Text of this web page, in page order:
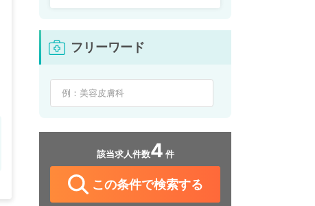
フリーワード
該当求人件数4 件
この条件で検索する